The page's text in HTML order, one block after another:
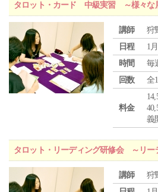
タロット・カード 中級実習 ～様々な
講師
狩
日程
1
時間
毎
回数
全
料金
義
タロット・リーディング研修会 ～リー
講師
狩